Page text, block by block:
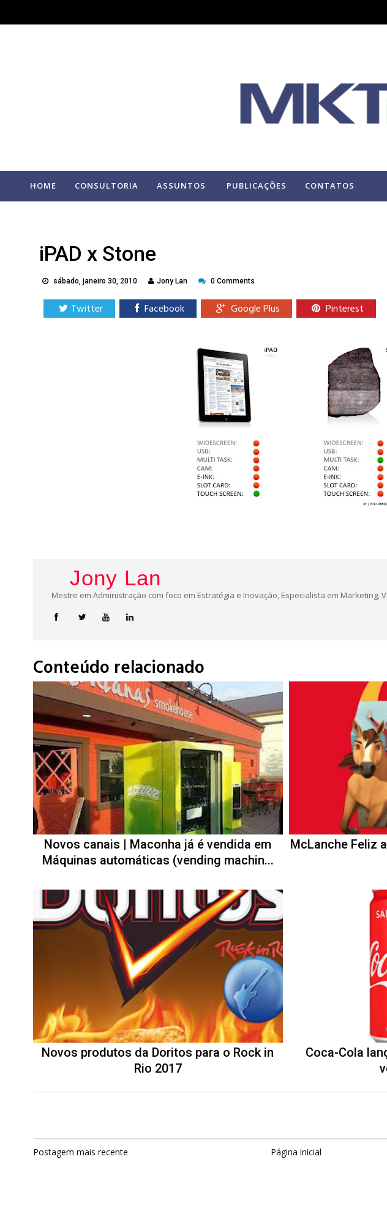
HOME CONSULTORIA ASSUNTOS PUBLICAÇÕES CONTATOS
iPAD x Stone
sábado, janeiro 30, 2010 Jony Lan 0 Comments
Twitter Facebook Google Plus Pinterest
Jony Lan
Mestre em Administração com foco em Estratégia e Inovação, Especialista em Marketing,
Conteúdo relacionado
Novos canais | Maconha já é vendida em
Máquinas automáticas (vending machin...
McLanche Feliz
Novos produtos da Doritos para o Rock in
Rio 2017
Coca-Cola
Postagem mais recente Página inicial